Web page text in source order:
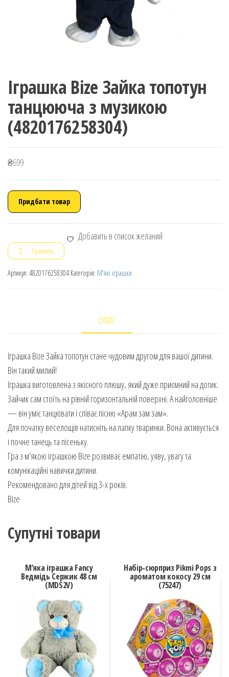
Іграшка Bize Зайка топотун
танцююча з музикою
(4820176258304)
₴699
Придбати товар
Добавить в список желаний
Сравнить
Артикул: 4820176258304 Категорія: М'які іграшки
ОПИС
Іграшка Bize Зайка топотун стане чудовим другом для вашої дитини.
Він такий милий!
Іграшка виготовлена з якісного плюшу, який дуже приємний на дотик.
Зайчик сам стоїть на рівній горизонтальній поверхні. А найголовніше
— він уміє танцювати і співає пісню «Арам зам зам».
Для початку веселощів натисніть на лапку тваринки. Вона активується
і почне танець та пісеньку.
Гра з м’якою іграшкою Bize розвиває емпатію, уяву, увагу та
комунікаційні навички дитини.
Рекомендовано для дітей від 3-х років.
Bize
Супутні товари
М’яка іграшка Fancy
Ведмідь Сержик 48 см
(MDS2V)
Набір-сюрприз Pikmi Pops з
ароматом кокосу 29 см
(75247)